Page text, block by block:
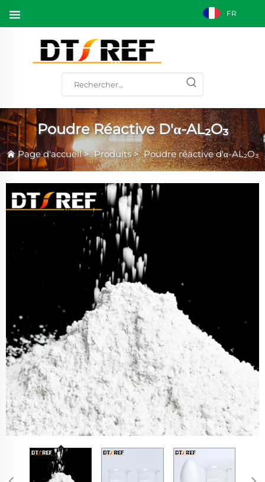
FR
Poudre Réactive D'α-AL₂O₃
Page d'accueil>Produits>Poudre réactive d'α-AL₂O₃